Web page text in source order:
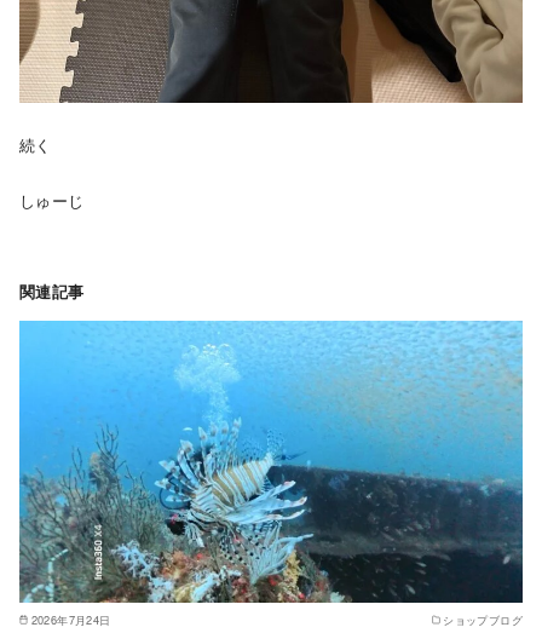
続く
しゅーじ
関連記事
2026年7月24日 ショップブログ